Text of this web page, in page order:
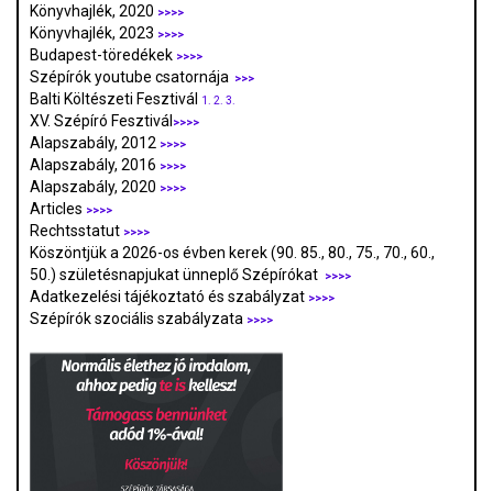
Könyvhajlék, 2020 >>>>
Könyvhajlék, 2023 >>>>
Budapest-töredékek >>>>
Szépírók youtube csatornája >>>
Balti Költészeti Fesztivál 1. 2. 3.
XV. Szépíró Fesztivál >>>>
Alapszabály, 2012 >>>>
Alapszabály, 2016 >>>>
Alapszabály, 2020 >>>>
Articles >>>>
Rechtsstatut >>>>
Köszöntjük a 2026-os évben kerek (90. 85., 80., 75., 70., 60.,
50.) születésnapjukat ünneplő Szépírókat
>>>>
Adatkezelési tájékoztató és szabályzat >>>>
Szépírók szociális szabályzata >>>>